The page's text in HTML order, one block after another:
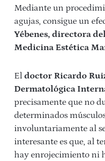
Mediante un
agujas, consigue un
Yébenes, directora
Medicina Estética
El doctor Ricardo
Dermatológica
precisamente que no
determinados
involuntariamente al
interesante es que, al
hay enrojecimiento ni